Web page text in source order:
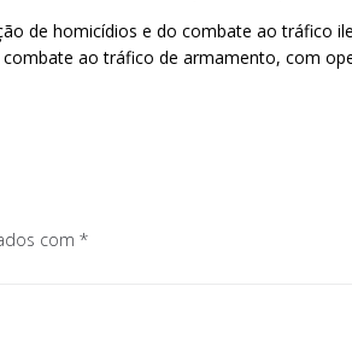
de homicídios e do combate ao tráfico
ao tráfico de armamento, com
com *